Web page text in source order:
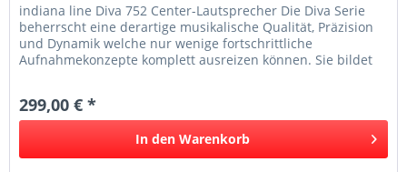
indiana line Diva 752 Center-Lautsprecher Die Diva Serie
beherrscht eine derartige musikalische Qualität, Präzision
und Dynamik welche nur wenige fortschrittliche
Aufnahmekonzepte komplett ausreizen können. Sie bildet
299,00 € *
In den Warenkorb